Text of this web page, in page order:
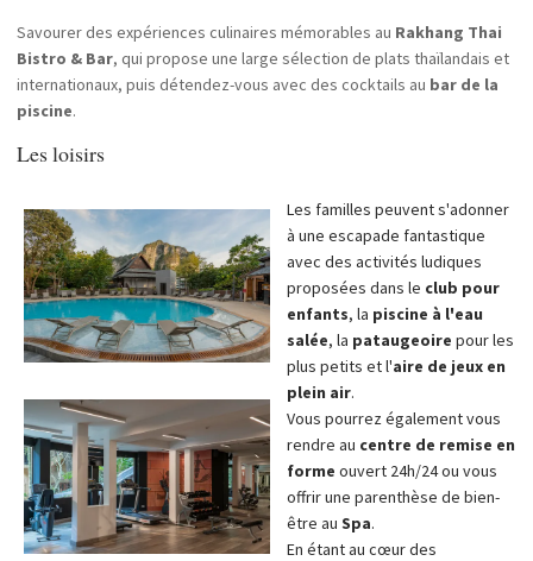
Savourer des expériences culinaires mémorables au Rakhang Thai
Bistro & Bar, qui propose une large sélection de plats thaïlandais et
internationaux, puis détendez-vous avec des cocktails au bar de la
piscine.
Les loisirs
Les familles peuvent s'adonner
à une escapade fantastique
avec des activités ludiques
proposées dans le club pour
enfants, la piscine à l'eau
salée, la pataugeoire pour les
plus petits et l'aire de jeux en
plein air.
Vous pourrez également vous
rendre au centre de remise en
forme ouvert 24h/24 ou vous
offrir une parenthèse de bien-
être au Spa.
En étant au cœur des